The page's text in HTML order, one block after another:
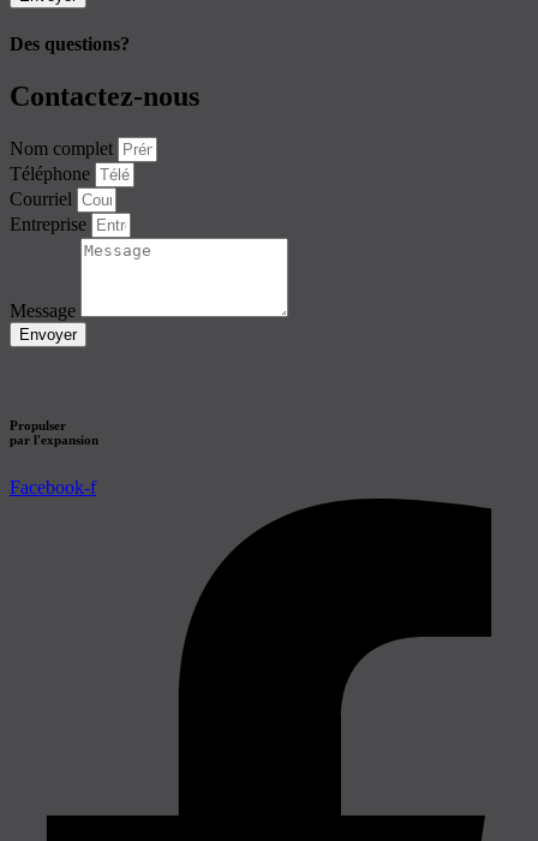
Des questions?
Contactez-nous
Nom complet
Téléphone
Courriel
Entreprise
Message
Envoyer
Propulser
par l'expansion
Facebook-f